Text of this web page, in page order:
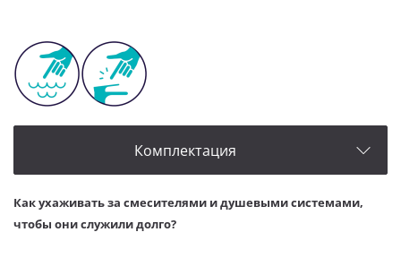
Комплектация
Как ухаживать за смесителями и душевыми системами,
чтобы они служили долго?